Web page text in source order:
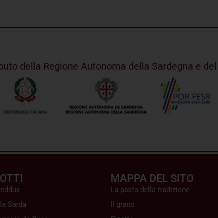
della Regione Autonoma della Sardegna e del
Sarda
MAPPA DEL SITO
La pasta della tradizione
Il grano